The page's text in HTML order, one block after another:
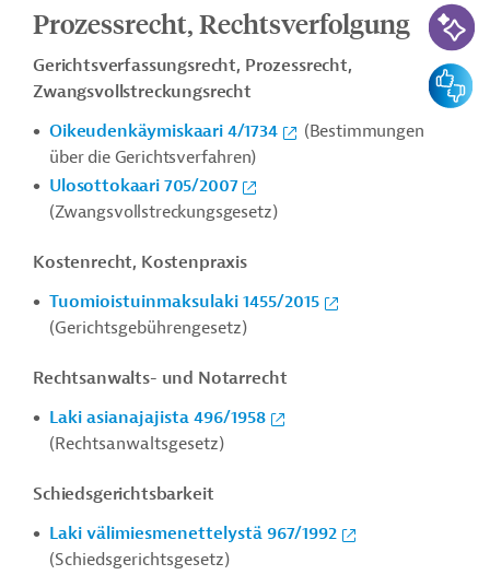
Prozessrecht, Rechtsverfolgung
Gerichtsverfassungsrecht, Prozessrecht,
Zwangsvollstreckungsrecht
Oikeudenkäymiskaari 4/1734
(Bestimmungen
über die Gerichtsverfahren)
Ulosottokaari 705/2007
(Zwangsvollstreckungsgesetz)
Kostenrecht, Kostenpraxis
Tuomioistuinmaksulaki 1455/2015
(Gerichtsgebührengesetz)
Rechtsanwalts- und Notarrecht
Laki asianajajista 496/1958
(Rechtsanwaltsgesetz)
Schiedsgerichtsbarkeit
Laki välimiesmenettelystä 967/1992
(Schiedsgerichtsgesetz)
KI-